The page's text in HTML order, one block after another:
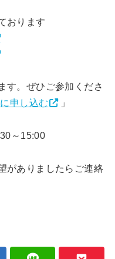
おります
す。ぜひご参加くださ
申し込む
」
～15:00
がありましたらご連絡